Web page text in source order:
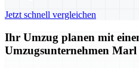
Jetzt schnell vergleichen
Ihr Umzug planen mit
Umzugsunternehmen